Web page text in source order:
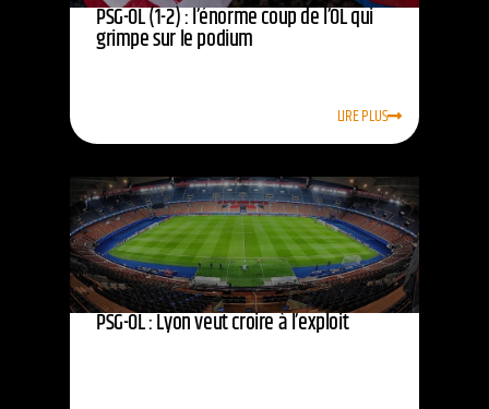
PSG-OL (1-2) : l’énorme coup de l’OL qui
grimpe sur le podium
LIRE PLUS
PSG-OL : Lyon veut croire à l’exploit